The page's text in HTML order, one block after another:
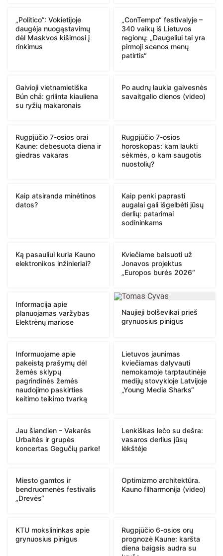
„Politico”: Vokietijoje
daugėja nuogąstavimų
dėl Maskvos kišimosi į
rinkimus
„ConTempo“ festivalyje –
340 vaikų iš Lietuvos
regionų: „Daugeliui tai yra
pirmoji scenos menų
patirtis“
Gaivioji vietnamietiška
Bún chả: grilinta kiauliena
su ryžių makaronais
Po audrų laukia gaivesnės
savaitgalio dienos (video)
Rugpjūčio 7-osios orai
Kaune: debesuota diena ir
giedras vakaras
Rugpjūčio 7-osios
horoskopas: kam laukti
sėkmės, o kam saugotis
nuostolių?
Kaip atsiranda minėtinos
datos?
Kaip penki paprasti
augalai gali išgelbėti jūsų
derlių: patarimai
sodininkams
Ką pasauliui kuria Kauno
elektronikos inžinieriai?
Kviečiame balsuoti už
Jonavos projektus
„Europos burės 2026“
Informacija apie
planuojamas varžybas
Elektrėnų mariose
Naujieji bolševikai prieš
grynuosius pinigus
Informuojame apie
pakeistą prašymų dėl
žemės sklypų
pagrindinės žemės
naudojimo paskirties
keitimo teikimo tvarką
Lietuvos jaunimas
kviečiamas dalyvauti
nemokamoje tarptautinėje
medijų stovykloje Latvijoje
„Young Media Sharks“
Jau šiandien – Vakarės
Urbaitės ir grupės
koncertas Gegučių parke!
Lenkiškas lečo su dešra:
vasaros derlius jūsų
lėkštėje
Miesto gamtos ir
bendruomenės festivalis
„Drevės“
Optimizmo architektūra.
Kauno filharmonija (video)
KTU mokslininkas apie
grynuosius pinigus
Rugpjūčio 6-osios orų
prognozė Kaune: karšta
diena baigsis audra su